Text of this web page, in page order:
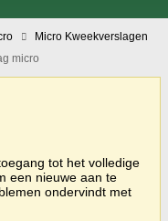
Micro Kweekverslagen
micro
tot het volledige
een nieuwe aan te
ondervindt met